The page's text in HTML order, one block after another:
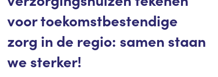
voor toekomstbestendige
zorg in de regio: samen staan
we sterker!